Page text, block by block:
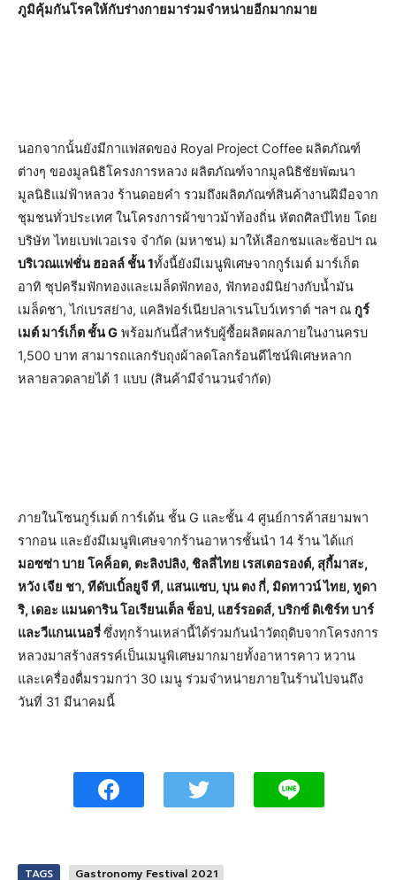
ภูมิคุ้มกันโรคให้กับร่างกายมาร่วมจำหน่ายอีกมากมาย
นอกจากนั้นยังมีกาแฟสดของ Royal Project Coffee ผลิตภัณฑ์
ต่างๆ ของมูลนิธิโครงการหลวง ผลิตภัณฑ์จากมูลนิธิชัยพัฒนา
มูลนิธิแม่ฟ้าหลวง ร้านดอยคำ รวมถึงผลิตภัณฑ์สินค้างานฝีมือจาก
ชุมชนทั่วประเทศ ในโครงการผ้าขาวม้าท้องถิ่น หัตถศิลป์ไทย โดย
บริษัท ไทยเบฟเวอเรจ จำกัด (มหาชน) มาให้เลือกชมและช้อปฯ ณ
บริเวณแฟชั่น ฮอลล์ ชั้น 1ทั้งนี้ยังมีเมนูพิเศษจากกูร์เมต์ มาร์เก็ต
อาทิ ซุปครีมฟักทองและเมล็ดฟักทอง, ฟักทองมินิย่างกับน้ำมัน
เมล็ดชา, ไก่เบรสย่าง, แคลิฟอร์เนียปลาเรนโบว์เทราต์ ฯลฯ ณ กูร์
เมต์ มาร์เก็ต ชั้น G พร้อมกันนี้สำหรับผู้ซื้อผลิตผลภายในงานครบ
1,500 บาท สามารถแลกรับถุงผ้าลดโลกร้อนดีไซน์พิเศษหลาก
หลายลวดลายได้ 1 แบบ (สินค้ามีจำนวนจำกัด)
ภายในโซนกูร์เมต์ การ์เด้น ชั้น G และชั้น 4 ศูนย์การค้าสยามพา
รากอน และยังมีเมนูพิเศษจากร้านอาหารชั้นนำ 14 ร้าน ได้แก่
มอซซ่า บาย โคค็อต, ตะลิงปลิง, ชิลลี่ไทย เรสเตอรองต์, สุกี้มาสะ,
หวัง เจีย ชา, ทีดับเบิ้ลยูจี ที, แสนแซบ, บุน ตง กี่, มิดทาวน์ ไทย, ทูดา
ริ, เดอะ แมนดาริน โอเรียนเต็ล ช็อป, แฮร์รอดส์, บริกซ์ ดิเซิร์ท บาร์
และวีแกนเนอรี่ซึ่งทุกร้านเหล่านี้ได้ร่วมกันนำวัตถุดิบจากโครงการ
หลวงมาสร้างสรรค์เป็นเมนูพิเศษมากมายทั้งอาหารคาว หวาน
และเครื่องดื่มรวมกว่า 30 เมนู ร่วมจำหน่ายภายในร้านไปจนถึง
วันที่ 31 มีนาคมนี้
TAGS
Gastronomy Festival 2021